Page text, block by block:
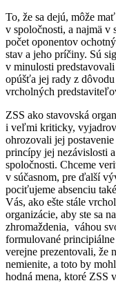
To, že sa dejú, môže
v spoločnosti, a najmä
počet oponentov
stav a jeho príčiny. Sú
v minulosti
opúšťa jej rady z
vrcholných
ZSS ako stavovská
i veľmi kriticky,
ohrozovali jej
princípy jej nezávislosti
spoločnosti. Chceme
v súčasnom, pre ďalší
pociťujeme absenciu
Vás, ako ešte stále
organizácie, aby ste sa
zhromaždenia, váhou
formulované
verejne prezentovali, že
nemienite, a toto by
hodná mena, ktoré ZSS